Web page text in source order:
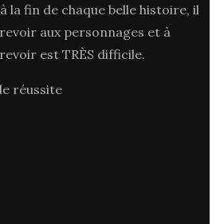
la fin de chaque belle histoire, il
aux personnages et à
est TRÈS difficile.
réussite